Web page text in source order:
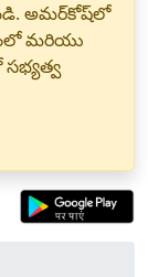
అమర్‌కోష్‌లో
మరియు